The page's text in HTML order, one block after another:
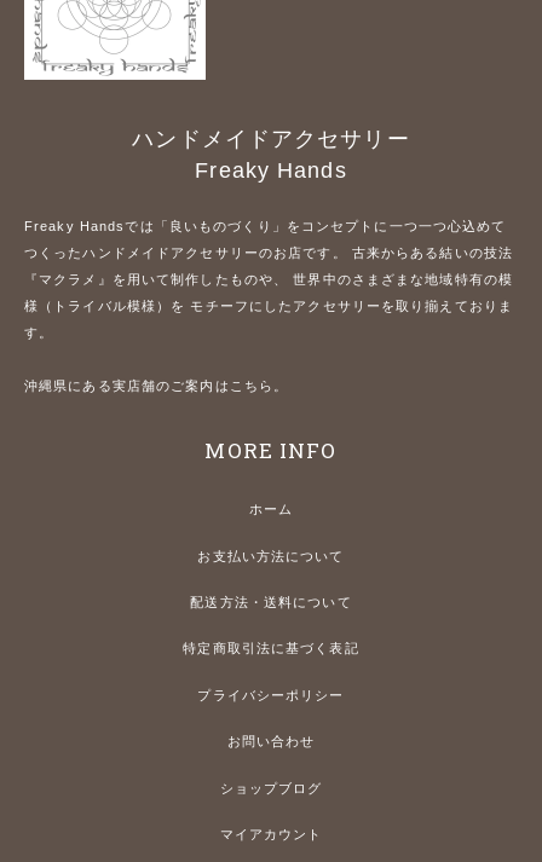
ハンドメイドアクセサリー
Freaky Hands
Freaky Handsでは「良いものづくり」をコンセプトに一つ一つ心込めて
つくったハンドメイドアクセサリーのお店です。 古来からある結いの技法
『マクラメ』を用いて制作したものや、 世界中のさまざまな地域特有の模
様（トライバル模様）を モチーフにしたアクセサリーを取り揃えておりま
す。
沖縄県にある実店舗のご案内はこちら。
MORE INFO
ホーム
お支払い方法について
配送方法・送料について
特定商取引法に基づく表記
プライバシーポリシー
お問い合わせ
ショップブログ
マイアカウント